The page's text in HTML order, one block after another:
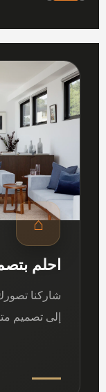
⌂
احلم
شاركنا
إلى تصميم